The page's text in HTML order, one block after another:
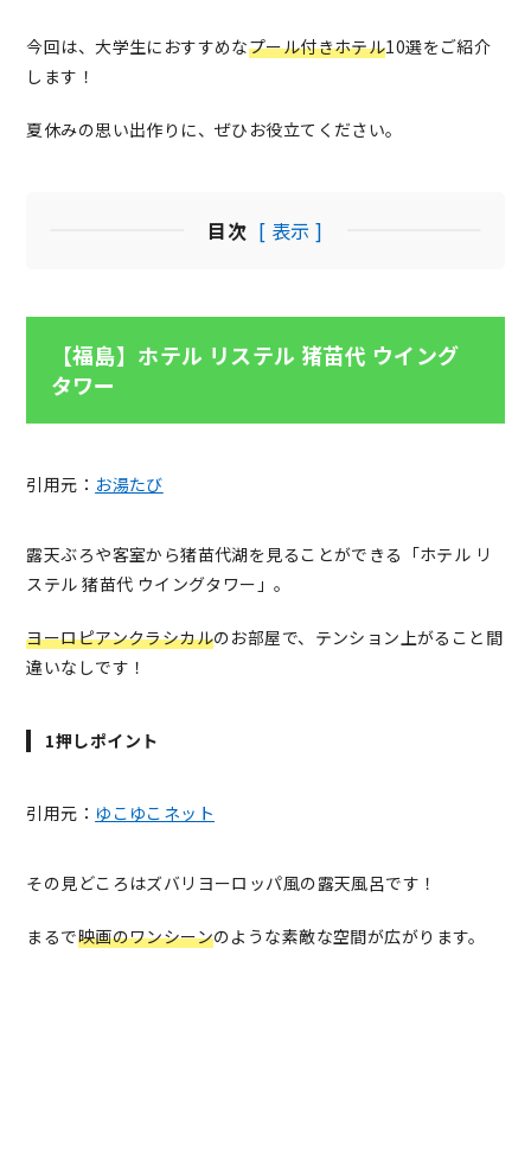
今回は、大学生におすすめなプール付きホテル10選をご紹介
します！
夏休みの思い出作りに、ぜひお役立てください。
目次 [ 表示 ]
【福島】ホテル リステル 猪苗代 ウイング
タワー
引用元： お湯たび
露天ぶろや客室から猪苗代湖を見ることができる「ホテル リ
ステル 猪苗代 ウイングタワー」。
ヨーロピアンクラシカルのお部屋で、テンション上がること間
違いなしです！
1押しポイント
引用元： ゆこゆこネット
その見どころはズバリヨーロッパ風の露天風呂です！
まるで映画のワンシーンのような素敵な空間が広がります。